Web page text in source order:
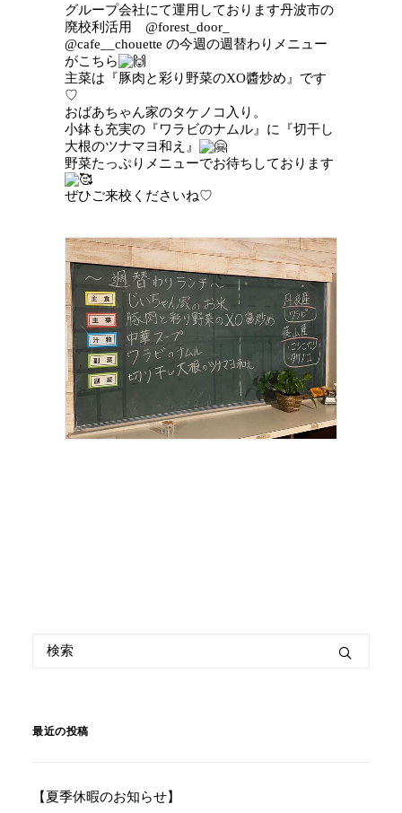
グループ会社にて運用しております丹波市の
廃校利活用 @forest_door_
@cafe__chouette の今週の週替わりメニュー
がこちら
主菜は『豚肉と彩り野菜のXO醬炒め』です
♡
おばあちゃん家のタケノコ入り。
小鉢も充実の『ワラビのナムル』に『切干し
大根のツナマヨ和え』
野菜たっぷりメニューでお待ちしております
ぜひご来校くださいね♡
最近の投稿
【夏季休暇のお知らせ】